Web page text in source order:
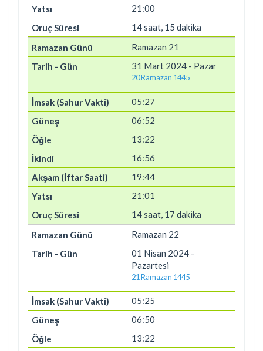
21:00
14 saat, 15 dakika
Ramazan 21
31 Mart 2024 - Pazar
20 Ramazan 1445
05:27
06:52
13:22
16:56
19:44
21:01
14 saat, 17 dakika
Ramazan 22
01 Nisan 2024 -
Pazartesi
21 Ramazan 1445
05:25
06:50
13:22